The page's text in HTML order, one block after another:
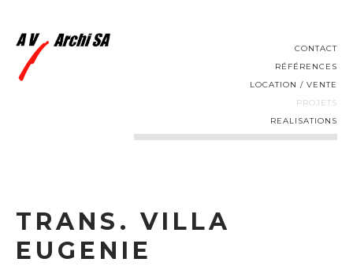
CONTACT
RÉFÉRENCES
LOCATION / VENTE
PROJETS
REALISATIONS
TRANS. VILLA
EUGENIE